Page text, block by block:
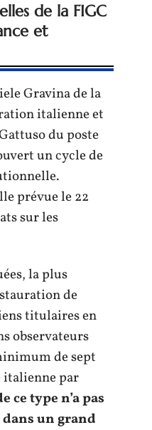
de la FIGC
et
Gravina de la
italienne et
du poste
un cycle de
prévue le 22
sur les
la plus
de
titulaires en
observateurs
de sept
italienne par
ce type n’a pas
un grand